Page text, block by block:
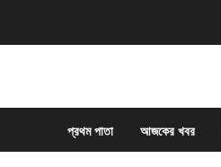
প্রথম পাতা আজকের খবর